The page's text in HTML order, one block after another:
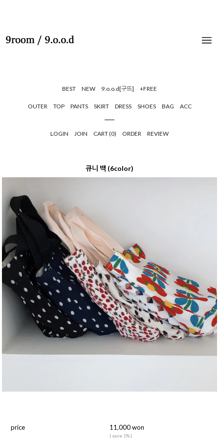
BEST NEW 9.o.o.d[구뜨] +FREE
OUTER TOP PANTS SKIRT DRESS SHOES BAG ACC
LOGIN JOIN CART (0) ORDER REVIEW
큐니 백 (6color)
price 11,000 won
[ save 1% ]